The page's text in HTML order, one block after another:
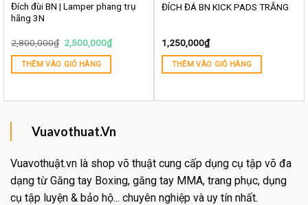
Đích đùi BN | Lamper phang trụ
hãng 3N
2,800,000₫ 2,500,000₫
THÊM VÀO GIỎ HÀNG
ĐÍCH ĐÁ BN KICK PADS TRẮNG
1,250,000₫
THÊM VÀO GIỎ HÀNG
Vuavothuat.Vn
Vuavothuật.vn là shop võ thuật cung cấp dụng cụ tập võ đa
dạng từ Găng tay Boxing, găng tay MMA, trang phục, dụng
cụ tập luyện & bảo hộ... chuyên nghiệp và uy tín nhất.